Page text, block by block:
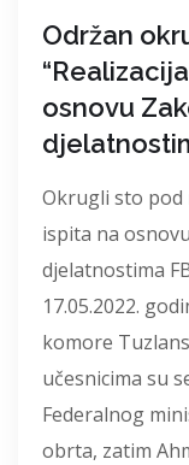
Održan
osnovu
Okrugli sto pod
ispita na
djelatnostima
17.05.2022.
komore
učesnicima su
Federalnog
obrta, zatim